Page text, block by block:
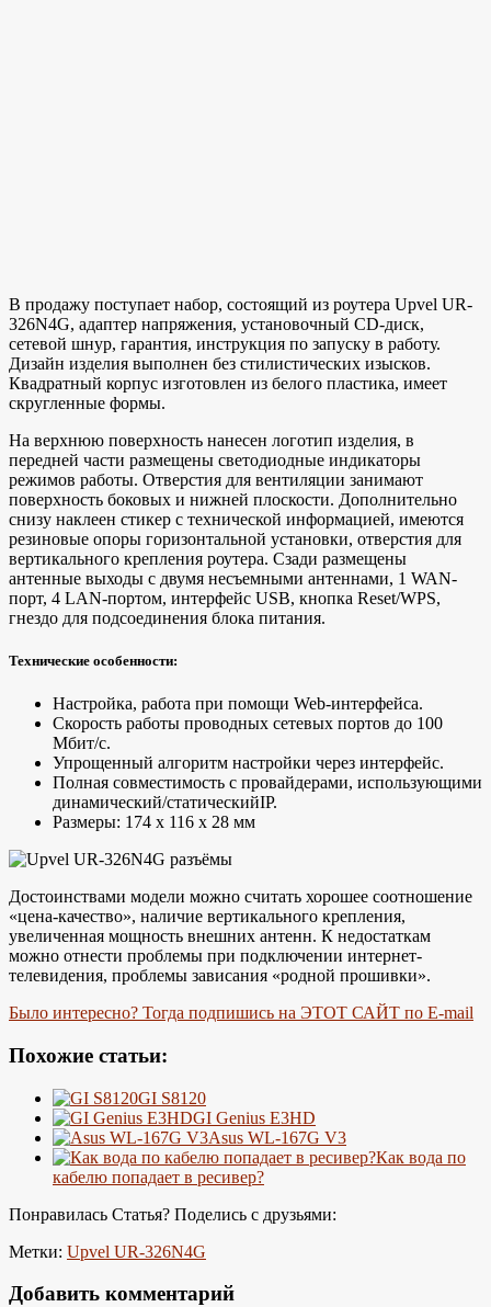
В продажу поступает набор, состоящий из роутера Upvel UR-
326N4G, адаптер напряжения, установочный CD-диск,
сетевой шнур, гарантия, инструкция по запуску в работу.
Дизайн изделия выполнен без стилистических изысков.
Квадратный корпус изготовлен из белого пластика, имеет
скругленные формы.
На верхнюю поверхность нанесен логотип изделия, в
передней части размещены светодиодные индикаторы
режимов работы. Отверстия для вентиляции занимают
поверхность боковых и нижней плоскости. Дополнительно
снизу наклеен стикер с технической информацией, имеются
резиновые опоры горизонтальной установки, отверстия для
вертикального крепления роутера. Сзади размещены
антенные выходы с двумя несъемными антеннами, 1 WAN-
порт, 4 LAN-портом, интерфейс USB, кнопка Reset/WPS,
гнездо для подсоединения блока питания.
Технические особенности:
Настройка, работа при помощи Web-интерфейса.
Скорость работы проводных сетевых портов до 100
Мбит/с.
Упрощенный алгоритм настройки через интерфейс.
Полная совместимость с провайдерами, использующими
динамический/статическийIP.
Размеры: 174 х 116 х 28 мм
Достоинствами модели можно считать хорошее соотношение
«цена-качество», наличие вертикального крепления,
увеличенная мощность внешних антенн. К недостаткам
можно отнести проблемы при подключении интернет-
телевидения, проблемы зависания «родной прошивки».
Было интересно? Тогда подпишись на ЭТОТ САЙТ по E-mail
Похожие статьи:
GI S8120
GI Genius E3HD
Asus WL-167G V3
Как вода по
кабелю попадает в ресивер?
Понравилась Статья? Поделись с друзьями:
Метки: Upvel UR-326N4G
Добавить комментарий